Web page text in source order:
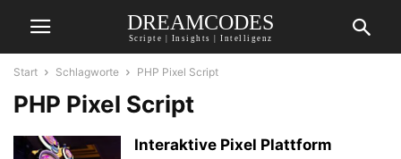
DREAMCODES
Scripte | Insights | Intelligenz
Start Schlagworte PHP Pixel Script
PHP Pixel Script
Interaktive Pixel Plattform